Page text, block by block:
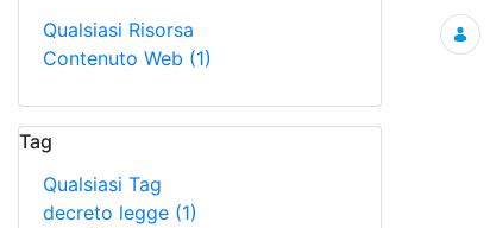
Qualsiasi Risorsa
Contenuto Web (1)
Tag
Qualsiasi Tag
decreto legge (1)
Ricerca